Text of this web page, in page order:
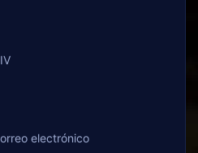
electrónico